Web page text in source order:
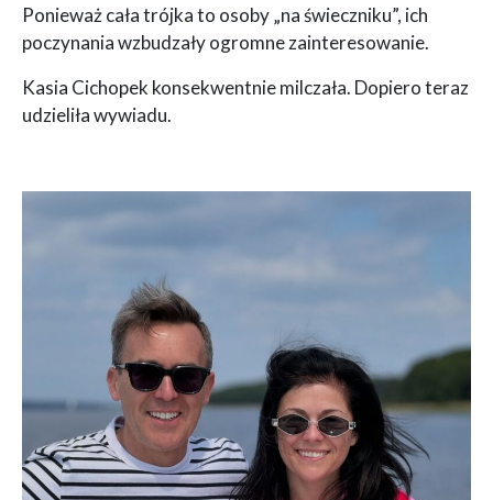
Ponieważ cała trójka to osoby „na świeczniku”, ich
poczynania wzbudzały ogromne zainteresowanie.
Kasia Cichopek konsekwentnie milczała. Dopiero teraz
udzieliła wywiadu.